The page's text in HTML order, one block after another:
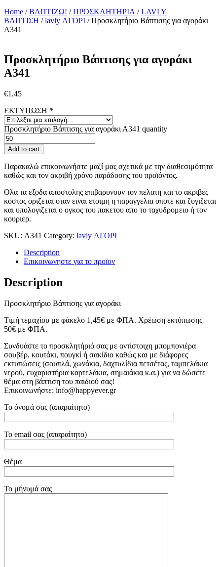
Home /ΒΑΠΤΙΖΩ! /ΠΡΟΣΚΛΗΤΗΡΙΑ /LAVLY
ΒΑΠΤΙΣΗ /lavly ΑΓΟΡΙ / Προσκλητήριο Βάπτισης για αγοράκι
Α341
Προσκλητήριο Βάπτισης για αγοράκι
Α341
€1,45
ΕΚΤΥΠΩΣΗ *
Προσκλητήριο Βάπτισης για αγοράκι Α341 quantity
Add to cart
Παρακαλώ επικοινωνήστε μαζί μας σχετικά με την διαθεσιμότητα
καθώς και τον ακριβή χρόνο παράδοσης του προϊόντος.
Ολα τα εξοδα αποστολης επιβαρυνουν τον πελατη και το ακριβες
κοστος οριζεται οταν ειναι ετοιμη η παραγγελια οποτε και ζυγιζεται
και υπολογιζεται ο ογκος του πακετου απο το ταχυδρομειο ή τον
κουριερ.
SKU: Α341 Category: lavly ΑΓΟΡΙ
Description
Επικοινωνηστε για το προϊoν
Description
Προσκλητήριο Βάπτισης για αγοράκι
Tιμή τεμαχίου με φάκελο 1,45€ με ΦΠΑ. Χρέωση εκτύπωσης
50€ με ΦΠΑ.
Συνδυάστε το προσκλητήριό σας με αντίστοιχη μπομπονιέρα
σουβέρ, κουτάκι, πουγκί ή σακίδιο καθώς και με διάφορες
εκτυπώσεις (σουπλά, χωνάκια, δαχτυλίδια πετσέτας, ταμπελάκια
νερού, ευχαριστήρια καρτελάκια, σημαιάκια κ.α.) για να δώσετε
θέμα στη βάπτιση του παιδιού σας!
Επικοινωνήστε: info@happyever.gr
Το όνομά σας (απαραίτητο)
Το email σας (απαραίτητο)
Θέμα
Το μήνυμά σας